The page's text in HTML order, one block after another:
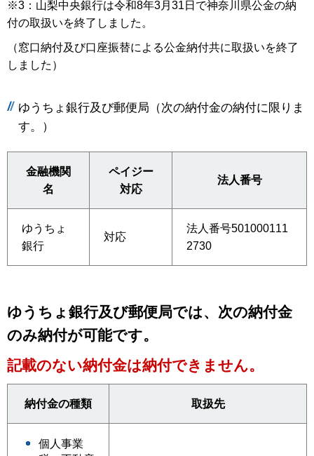
※3：山梨中央銀行は令和8年3月31日で神奈川県公金の納
付の取扱いを終了しました。
（窓口納付及び口座振替による公金納付共に取扱いを終了
しました）
ゆうちょ銀行及び郵便局（次の納付金の納付に限りま
す。）
金融機関
名
ペイジー
対応
法人番号
ゆうちょ
銀行
対応
法人番号501000111
2730
ゆうちょ銀行及び郵便局では、次の納付金
のみ納付が可能です。
記載のない納付金は納付できません。
納付金の種類 取扱先
個人事業